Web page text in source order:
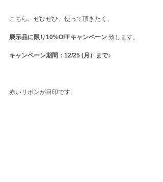
こちら、ぜひぜひ、使って頂きたく、
展示品に限り10%OFFキャンペーン 致します。
キャンペーン期間：12/25 (月）まで♪
赤いリボンが目印です。